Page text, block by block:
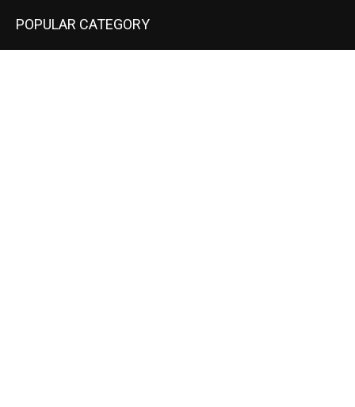
POPULAR CATEGORY